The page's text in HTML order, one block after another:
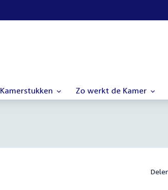
Kamerstukken Zo werkt de Kamer